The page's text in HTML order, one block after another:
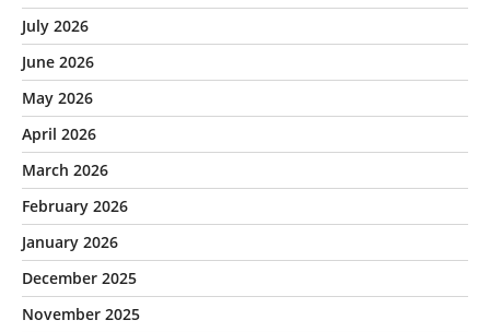
July 2026
June 2026
May 2026
April 2026
March 2026
February 2026
January 2026
December 2025
November 2025